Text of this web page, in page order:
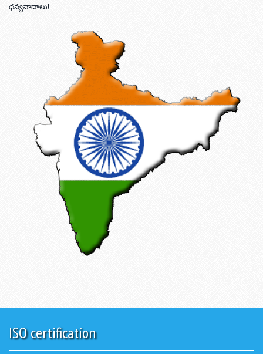
ధన్యవాదాలు!
ISO certification